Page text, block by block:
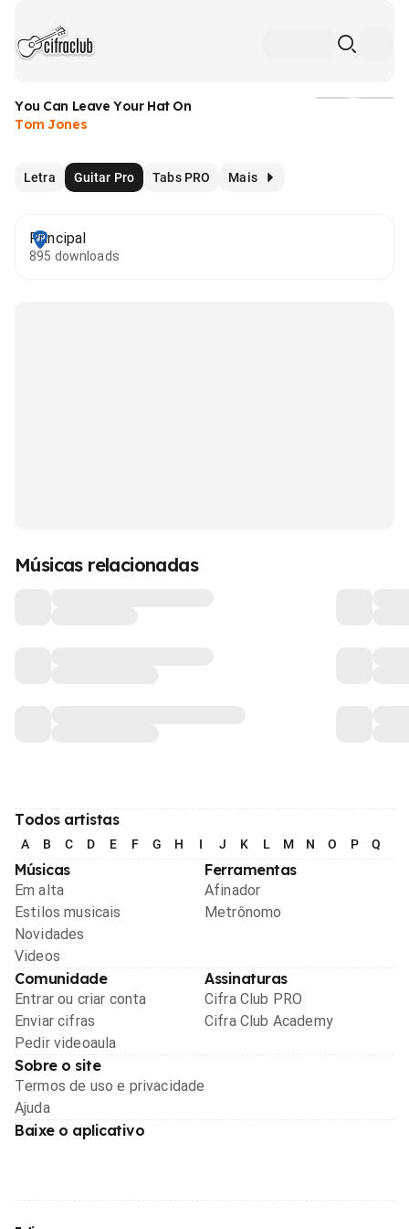
You Can Leave Your Hat On
Tom Jones
Letra Guitar Pro Tabs PRO Mais
Principal
895 downloads
Músicas relacionadas
Todos artistas
A B C D E F G H I J K L M N O P Q
Músicas
Em alta
Estilos musicais
Novidades
Videos
Ferramentas
Afinador
Metrônomo
Comunidade
Entrar ou criar conta
Enviar cifras
Pedir videoaula
Assinaturas
Cifra Club PRO
Cifra Club Academy
Sobre o site
Termos de uso e privacidade
Ajuda
Baixe o aplicativo